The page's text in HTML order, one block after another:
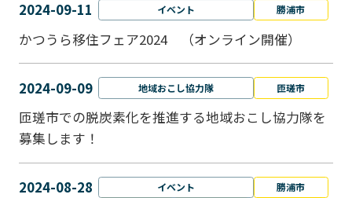
2024-09-11 イベント 勝浦市
かつうら移住フェア2024 （オンライン開催）
2024-09-09 地域おこし協力隊 匝瑳市
匝瑳市での脱炭素化を推進する地域おこし協⼒隊を
募集します！
2024-08-28 イベント
勝浦市